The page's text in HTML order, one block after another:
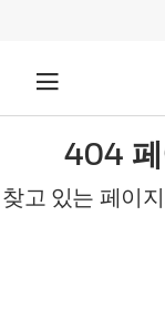
404 페
찾고 있는 페이